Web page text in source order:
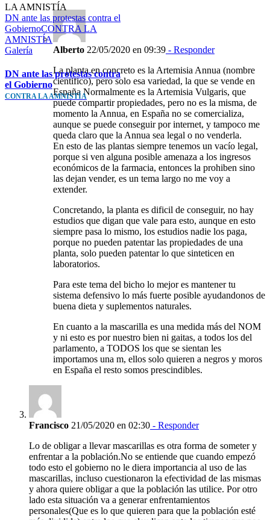
DN ante las protestas contra el
GobiernoCONTRA LA
AMNISTÍA
Galería
DN ante las protestas contra
el Gobierno
CONTRA LA AMNISTÍA
Alberto 22/05/2020 en 09:39 - Responder
La planta en concreto es la Artemisia Annua (nombre
cientifico), pero solo esa variedad, la que se vende en
España Normalmente es la Artemisia Vulgaris, que
puede compartir propiedades, pero no es la misma, de
momento la Annua, en España no se comercializa,
aunque se puede conseguir por internet, y tampoco me
queda claro que la Annua sea legal o no venderla.
En esto de las plantas siempre tenemos un vacío legal,
porque si ven alguna posible amenaza a los ingresos
económicos de la farmacia, entonces la prohiben sino
las dejan vender, es un tema largo no me voy a
extender.
Concretando, la planta es dificil de conseguir, no hay
estudios que digan que vale para esto, aunque en esto
siempre pasa lo mismo, los estudios nadie los paga,
porque no pueden patentar las propiedades de una
planta, solo pueden patentar lo que sinteticen en
laboratorios.
Para este tema del bicho lo mejor es mantener tu
sistema defensivo lo más fuerte posible ayudandonos de
buena dieta y suplementos naturales.
En cuanto a la mascarilla es una medida más del NOM
y ni esto es por nuestro bien ni gaitas, a todos los del
parlamento, a TODOS los que se sientan les
importamos una m, ellos solo quieren a negros y moros
en España el resto somos prescindibles.
Francisco 21/05/2020 en 02:30 - Responder
Lo de obligar a llevar mascarillas es otra forma de someter y
enfrentar a la población.No se entiende que cuando empezó
todo esto el gobierno no le diera importancia al uso de las
mascarillas, incluso cuestionaron la efectividad de las mismas
y ahora quiere obligar a que la población las utilice. Por otro
lado esta situación va a generar enfrentamientos
personales(Que es lo que quieren para que la población esté